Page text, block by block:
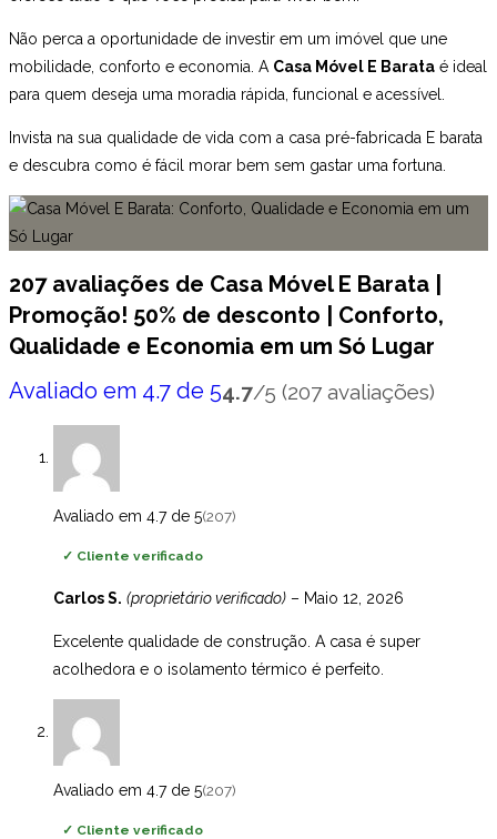
Não perca a oportunidade de investir em um imóvel que une
mobilidade, conforto e economia. A Casa Móvel E Barata é ideal
para quem deseja uma moradia rápida, funcional e acessível.
Invista na sua qualidade de vida com a casa pré-fabricada E barata
e descubra como é fácil morar bem sem gastar uma fortuna.
207 avaliações de Casa Móvel E Barata |
Promoção! 50% de desconto | Conforto,
Qualidade e Economia em um Só Lugar
Avaliado em 4.7 de 54.7/5 (207 avaliações)
Avaliado em 4.7 de 5(207)
✓ Cliente verificado
Carlos S. (proprietário verificado) – Maio 12, 2026
Excelente qualidade de construção. A casa é super
acolhedora e o isolamento térmico é perfeito.
Avaliado em 4.7 de 5(207)
✓ Cliente verificado